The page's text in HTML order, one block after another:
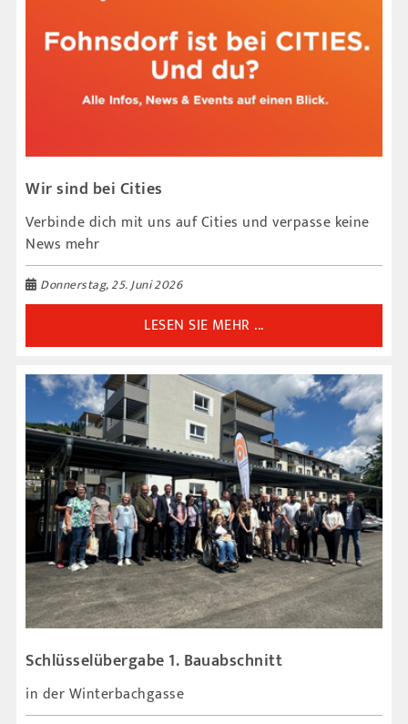
Wir sind bei Cities
Verbinde dich mit uns auf Cities und verpasse keine
News mehr
Donnerstag, 25. Juni 2026
LESEN SIE MEHR ...
Schlüsselübergabe 1. Bauabschnitt
in der Winterbachgasse